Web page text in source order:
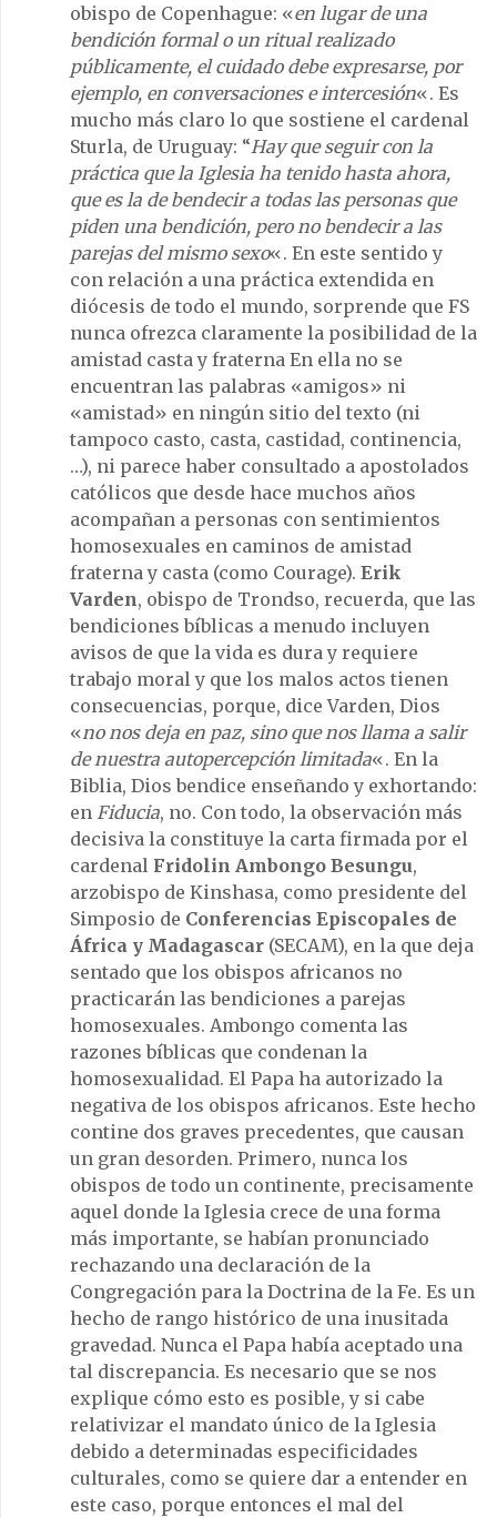
obispo de Copenhague: «en lugar de una
bendición formal o un ritual realizado
públicamente, el cuidado debe expresarse, por
ejemplo, en conversaciones e intercesión«. Es
mucho más claro lo que sostiene el cardenal
Sturla, de Uruguay: “Hay que seguir con la
práctica que la Iglesia ha tenido hasta ahora,
que es la de bendecir a todas las personas que
piden una bendición, pero no bendecir a las
parejas del mismo sexo«. En este sentido y
con relación a una práctica extendida en
diócesis de todo el mundo, sorprende que FS
nunca ofrezca claramente la posibilidad de la
amistad casta y fraterna En ella no se
encuentran las palabras «amigos» ni
«amistad» en ningún sitio del texto (ni
tampoco casto, casta, castidad, continencia,
…), ni parece haber consultado a apostolados
católicos que desde hace muchos años
acompañan a personas con sentimientos
homosexuales en caminos de amistad
fraterna y casta (como Courage). Erik
Varden, obispo de Trondso, recuerda, que las
bendiciones bíblicas a menudo incluyen
avisos de que la vida es dura y requiere
trabajo moral y que los malos actos tienen
consecuencias, porque, dice Varden, Dios
«no nos deja en paz, sino que nos llama a salir
de nuestra autopercepción limitada«. En la
Biblia, Dios bendice enseñando y exhortando:
en Fiducia, no. Con todo, la observación más
decisiva la constituye la carta firmada por el
cardenal Fridolin Ambongo Besungu,
arzobispo de Kinshasa, como presidente del
Simposio de Conferencias Episcopales de
África y Madagascar (SECAM), en la que deja
sentado que los obispos africanos no
practicarán las bendiciones a parejas
homosexuales. Ambongo comenta las
razones bíblicas que condenan la
homosexualidad. El Papa ha autorizado la
negativa de los obispos africanos. Este hecho
contine dos graves precedentes, que causan
un gran desorden. Primero, nunca los
obispos de todo un continente, precisamente
aquel donde la Iglesia crece de una forma
más importante, se habían pronunciado
rechazando una declaración de la
Congregación para la Doctrina de la Fe. Es un
hecho de rango histórico de una inusitada
gravedad. Nunca el Papa había aceptado una
tal discrepancia. Es necesario que se nos
explique cómo esto es posible, y si cabe
relativizar el mandato único de la Iglesia
debido a determinadas especificidades
culturales, como se quiere dar a entender en
este caso, porque entonces el mal del